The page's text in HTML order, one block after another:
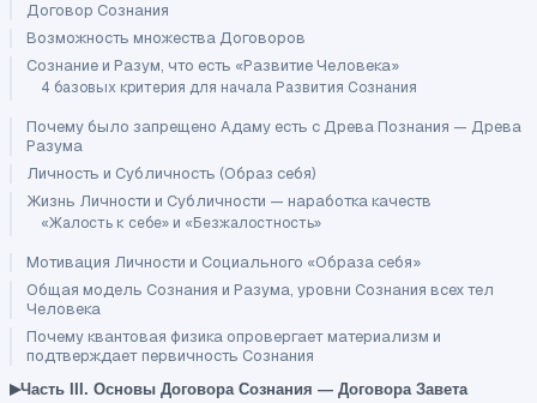
Договор Сознания
Возможность множества Договоров
Сознание и Разум, что есть «Развитие Человека»
4 базовых критерия для начала Развития Сознания
Почему было запрещено Адаму есть с Древа Познания — Древа
Разума
Личность и Субличность (Образ себя)
Жизнь Личности и Субличности — наработка качеств
«Жалость к себе» и «Безжалостность»
Мотивация Личности и Социального «Образа себя»
Общая модель Сознания и Разума, уровни Сознания всех тел
Человека
Почему квантовая физика опровергает материализм и
подтверждает первичность Сознания
▸Часть III. Основы Договора Сознания — Договора Завета